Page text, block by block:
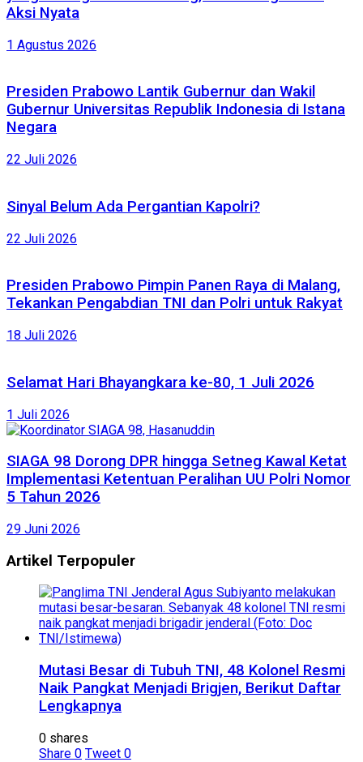
Aksi Nyata
1 Agustus 2026
Presiden Prabowo Lantik Gubernur dan Wakil
Gubernur Universitas Republik Indonesia di Istana
Negara
22 Juli 2026
Sinyal Belum Ada Pergantian Kapolri?
22 Juli 2026
Presiden Prabowo Pimpin Panen Raya di Malang,
Tekankan Pengabdian TNI dan Polri untuk Rakyat
18 Juli 2026
Selamat Hari Bhayangkara ke-80, 1 Juli 2026
1 Juli 2026
SIAGA 98 Dorong DPR hingga Setneg Kawal Ketat
Implementasi Ketentuan Peralihan UU Polri Nomor
5 Tahun 2026
29 Juni 2026
Artikel Terpopuler
Mutasi Besar di Tubuh TNI, 48 Kolonel Resmi
Naik Pangkat Menjadi Brigjen, Berikut Daftar
Lengkapnya
0 shares
Share 0 Tweet 0